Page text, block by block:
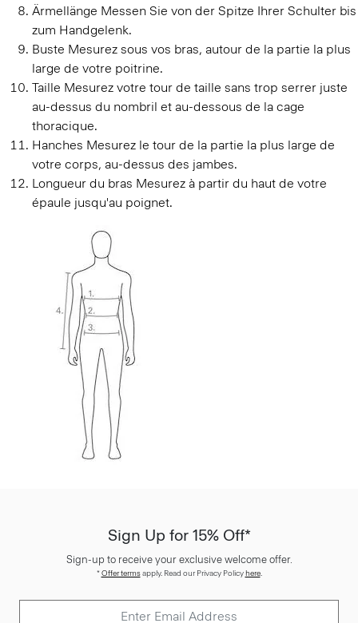
Ärmellänge Messen Sie von der Spitze Ihrer Schulter bis
zum Handgelenk.
Buste Mesurez sous vos bras, autour de la partie la plus
large de votre poitrine.
Taille Mesurez votre tour de taille sans trop serrer juste
au-dessus du nombril et au-dessous de la cage
thoracique.
Hanches Mesurez le tour de la partie la plus large de
votre corps, au-dessus des jambes.
Longueur du bras Mesurez à partir du haut de votre
épaule jusqu'au poignet.
Sign Up for 15% Off*
Sign-up to receive your exclusive welcome offer.
*Offer termsapply. Read our Privacy Policyhere.